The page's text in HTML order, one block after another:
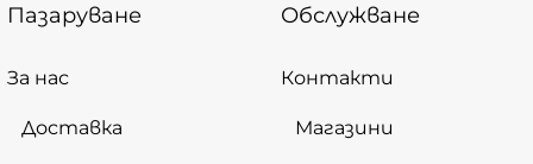
Пазаруване
За нас
Доставка
Обслужване
Контакти
Магазини